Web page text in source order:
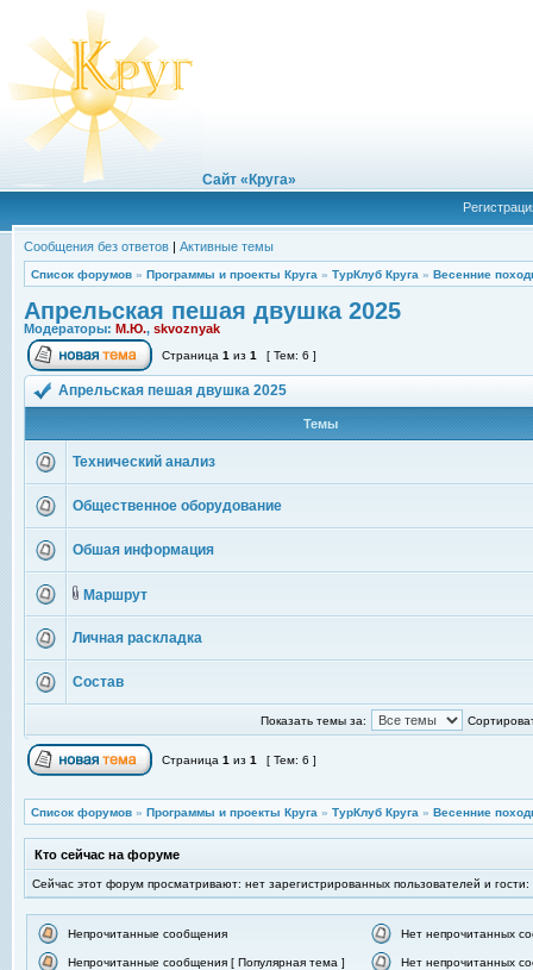
Сайт «Круга»
Сообщения без ответов | Активные темы
Список форумов » Программы и проекты Круга » ТурКлуб Круга » Весенние
Апрельская пешая двушка 2025
Модераторы: М.Ю., skvoznyak
Страница 1 из 1 [ Тем: 6 ]
Апрельская пешая двушка 2025
Темы
Технический анализ
Общественное оборудование
Обшая информация
Маршрут
Личная раскладка
Состав
Показать темы за:
Страница 1 из 1 [ Тем: 6 ]
Список форумов » Программы и проекты Круга » ТурКлуб Круга » Весенние
Кто сейчас на форуме
Сейчас этот форум просматривают: нет зарегистрированных пользователей и гости:
Непрочитанные сообщения Нет непрочитанных
Непрочитанные сообщения [ Популярная тема ] Нет непрочитанных